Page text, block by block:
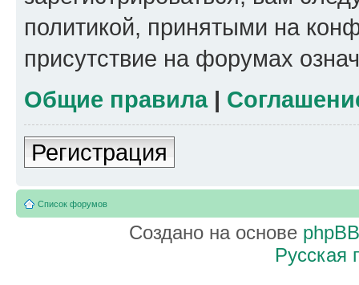
политикой, принятыми на
присутствие на форумах
Общие правила|
Регистрация
Список форумов
Создано на основе phpBB
Русская